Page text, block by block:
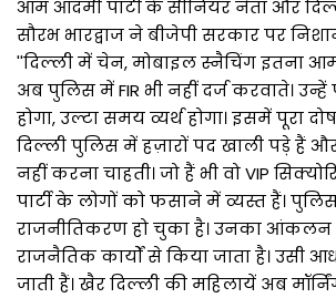
आम आदमी पार्टी के सीनियर नेता और
सौरभ भारद्वाज ने बीजेपी सरकार पर
''दिल्ली में चेन, मोबाइल स्नैचिंग इतना
अब पुलिस में FIR भी नहीं दर्ज करवाते।
होगा, उल्टा समय व्यर्थ होगा। इसमें पूरा
दिल्ली पुलिस में हज़ारों पद खाली पड़े हैं
नहीं करना चाहती। जो हैं भी वो VIP
पार्टी के लोगों को फसाने में व्यस्त हैं।
राजनीतिकरण हो चुका है। उनका आंकलन
राजनैतिक कार्यों से किया जाता है। उसी
जाती हैं। खैर दिल्ली की महिलायें अब